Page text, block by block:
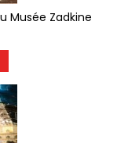
Musée Zadkine